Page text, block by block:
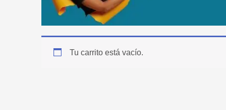
Tu carrito está vacío.